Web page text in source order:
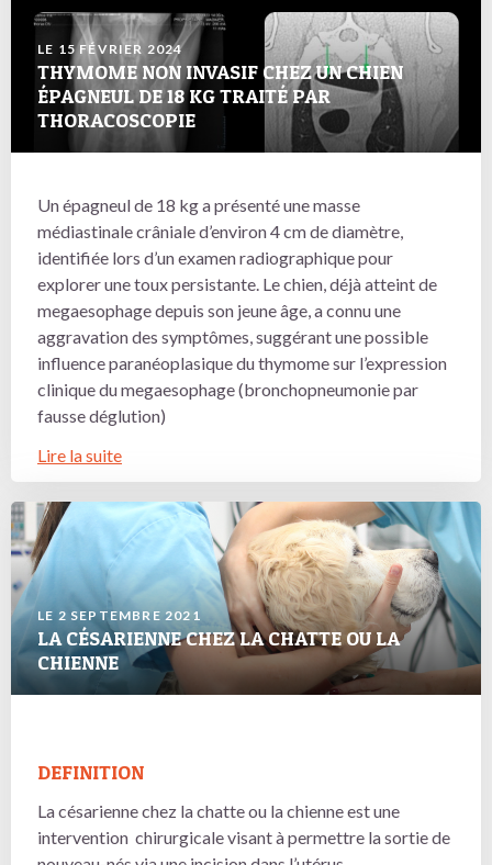
LE 15 FÉVRIER 2024
THYMOME NON INVASIF CHEZ UN CHIEN
ÉPAGNEUL DE 18 KG TRAITÉ PAR
THORACOSCOPIE
Un épagneul de 18 kg a présenté une masse
médiastinale crâniale d’environ 4 cm de diamètre,
identifiée lors d’un examen radiographique pour
explorer une toux persistante. Le chien, déjà atteint de
megaesophage depuis son jeune âge, a connu une
aggravation des symptômes, suggérant une possible
influence paranéoplasique du thymome sur l’expression
clinique du megaesophage (bronchopneumonie par
fausse déglution)
Lire la suite
LE 2 SEPTEMBRE 2021
LA CÉSARIENNE CHEZ LA CHATTE OU LA
CHIENNE
DEFINITION
La césarienne chez la chatte ou la chienne est une
intervention chirurgicale visant à permettre la sortie de